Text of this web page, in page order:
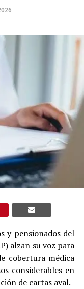
y pensionados del
alzan su voz para
cobertura médica
considerables en
de cartas aval.